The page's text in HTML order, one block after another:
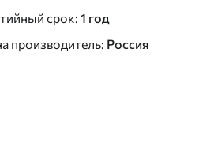
срок: 1 год
производитель: Россия